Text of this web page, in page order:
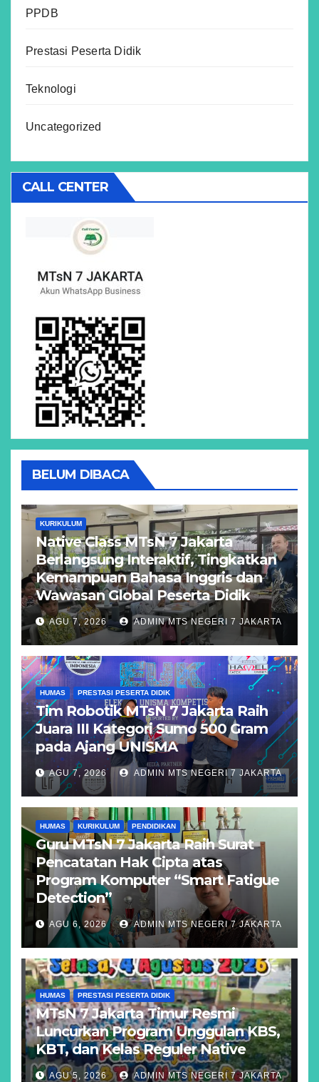
PPDB
Prestasi Peserta Didik
Teknologi
Uncategorized
CALL CENTER
BELUM DIBACA
KURIKULUM
Native Class MTsN 7 Jakarta
Berlangsung Interaktif, Tingkatkan
Kemampuan Bahasa Inggris dan
Wawasan Global Peserta Didik
AGU 7, 2026 ADMIN MTS NEGERI 7 JAKARTA
HUMAS PRESTASI PESERTA DIDIK
Tim Robotik MTsN 7 Jakarta Raih
Juara III Kategori Sumo 500 Gram
pada Ajang UNISMA
AGU 7, 2026 ADMIN MTS NEGERI 7 JAKARTA
HUMAS KURIKULUM PENDIDIKAN
Guru MTsN 7 Jakarta Raih Surat
Pencatatan Hak Cipta atas
Program Komputer “Smart Fatigue
Detection”
AGU 6, 2026 ADMIN MTS NEGERI 7 JAKARTA
HUMAS PRESTASI PESERTA DIDIK
MTsN 7 Jakarta Timur Resmi
Luncurkan Program Unggulan KBS,
KBT, dan Kelas Reguler Native
AGU 5, 2026 ADMIN MTS NEGERI 7 JAKARTA